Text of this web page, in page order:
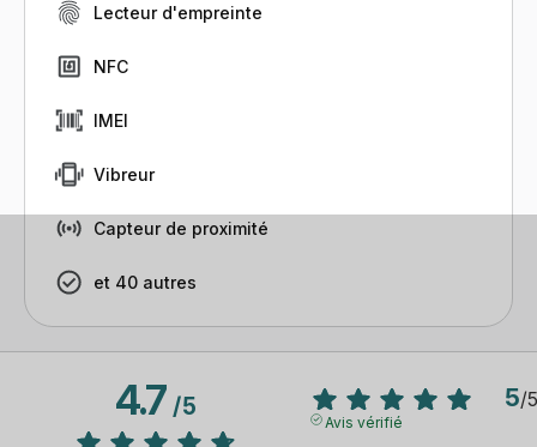
Lecteur d'empreinte
NFC
IMEI
Vibreur
Capteur de proximité
et 40 autres
4.7/5 5/5
Avis vérifié